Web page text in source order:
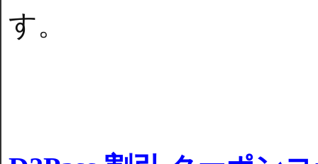
す。